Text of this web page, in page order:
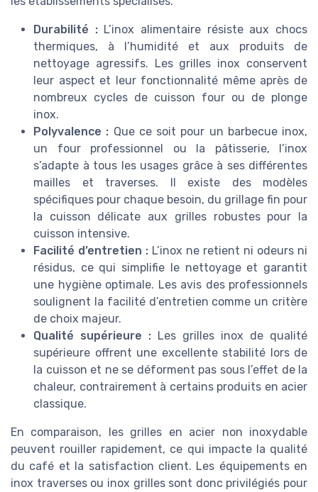
Durabilité :L’inox alimentaire résiste aux chocs
thermiques, à l’humidité et aux produits de
nettoyage agressifs. Les grilles inox conservent
leur aspect et leur fonctionnalité même après de
nombreux cycles de cuisson four ou de plonge
inox.
Polyvalence : Que ce soit pour un barbecue inox,
un four professionnel ou la pâtisserie, l’inox
s’adapte à tous les usages grâce à ses différentes
mailles et traverses. Il existe des modèles
spécifiques pour chaque besoin, du grillage fin pour
la cuisson délicate aux grilles robustes pour la
cuisson intensive.
Facilité d’entretien : L’inox ne retient ni odeurs ni
résidus, ce qui simplifie le nettoyage et garantit
une hygiène optimale. Les avis des professionnels
soulignent la facilité d’entretien comme un critère
de choix majeur.
Qualité supérieure : Les grilles inox de qualité
supérieure offrent une excellente stabilité lors de
la cuisson et ne se déforment pas sous l’effet de la
chaleur, contrairement à certains produits en acier
classique.
En comparaison, les grilles en acier non inoxydable
peuvent rouiller rapidement, ce qui impacte la qualité
du café et la satisfaction client. Les équipements en
inox traverses ou inox grilles sont donc privilégiés pour